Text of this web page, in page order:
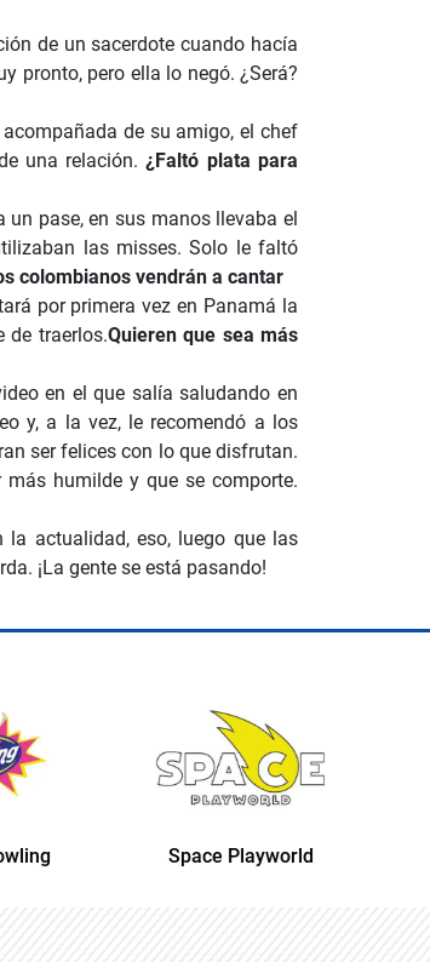
de un sacerdote cuando hacía
pronto, pero ella lo negó. ¿Será?
de su amigo, el chef
una relación.¿Faltó plata para
un pase, en sus manos llevaba el
las misses. Solo le faltó
colombianos vendrán a cantar
por primera vez en Panamá la
de traerlos.Quieren que sea más
en el que salía saludando en
y, a la vez, le recomendó a los
ser felices con lo que disfrutan.
humilde y que se comporte.
actualidad, eso, luego que las
¡La gente se está pasando!
Space Playworld